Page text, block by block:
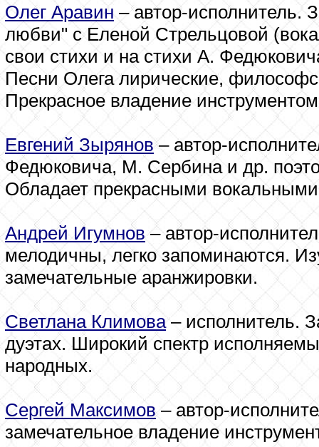
Олег Аравин – автор-исполнитель.
любви" с Еленой Стрельцовой
свои стихи и на стихи А.
Песни Олега лирические,
Прекрасное владение
Евгений Зырянов– автор-
Федюковича, М. Сербина и др.
Обладает прекрасными
Андрей Игумнов – автор-
мелодичны, легко запоминаются.
замечательные аранжировки.
Светлана Климова– исполнитель.
дуэтах. Широкий спектр
народных.
Сергей Максимов – автор-
замечательное владение